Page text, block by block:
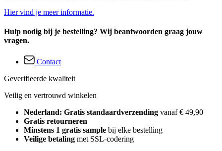
Hier vind je meer informatie.
Hulp nodig bij je bestelling? Wij beantwoorden graag jouw
vragen.
Contact
Geverifieerde kwaliteit
Veilig en vertrouwd winkelen
Nederland: Gratis standaardverzending vanaf € 49,90
Gratis retourneren
Minstens 1 gratis sample bij elke bestelling
Veilige betaling met SSL-codering